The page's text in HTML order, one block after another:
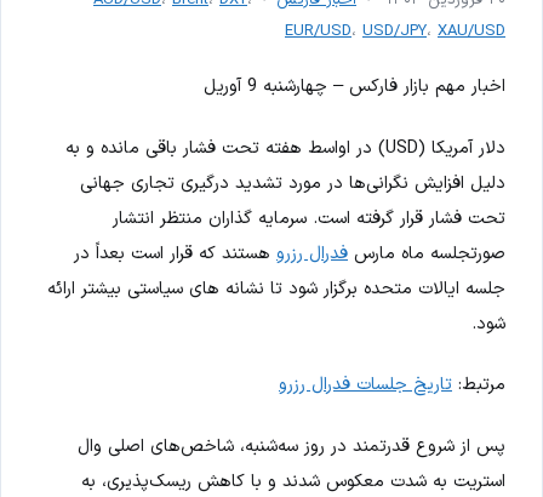
EUR/USD، USD/JPY، XAU/USD
اخبار مهم بازار فارکس – چهارشنبه 9 آوریل
دلار آمریکا (USD) در اواسط هفته تحت فشار باقی مانده و به
دلیل افزایش نگرانی‌ها در مورد تشدید درگیری تجاری جهانی
تحت فشار قرار گرفته است. سرمایه گذاران منتظر انتشار
صورتجلسه ماه مارس فدرال رزرو هستند که قرار است بعداً در
جلسه ایالات متحده برگزار شود تا نشانه های سیاستی بیشتر ارائه
شود.
مرتبط: تاریخ جلسات فدرال رزرو
پس از شروع قدرتمند در روز سه‌شنبه، شاخص‌های اصلی وال
استریت به شدت معکوس شدند و با کاهش ریسک‌پذیری، به